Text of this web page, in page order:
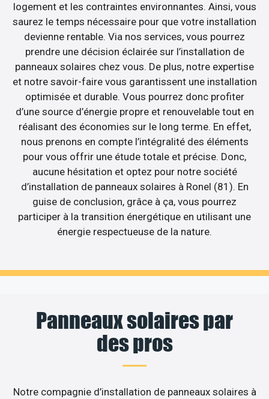
logement et les contraintes environnantes. Ainsi, vous
saurez le temps nécessaire pour que votre installation
devienne rentable. Via nos services, vous pourrez
prendre une décision éclairée sur l’installation de
panneaux solaires chez vous. De plus, notre expertise
et notre savoir-faire vous garantissent une installation
optimisée et durable. Vous pourrez donc profiter
d’une source d’énergie propre et renouvelable tout en
réalisant des économies sur le long terme. En effet,
nous prenons en compte l’intégralité des éléments
pour vous offrir une étude totale et précise. Donc,
aucune hésitation et optez pour notre société
d’installation de panneaux solaires à Ronel (81). En
guise de conclusion, grâce à ça, vous pourrez
participer à la transition énergétique en utilisant une
énergie respectueuse de la nature.
Panneaux solaires par
des pros
Notre compagnie d’installation de panneaux solaires à